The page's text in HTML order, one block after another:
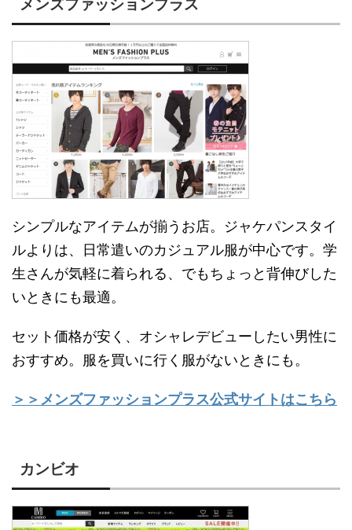
メンズファッションプラス
シンプルなアイテムが揃うお店。ジャケパンスタイ
ルよりは、日常遣いのカジュアル服が中心です。学
生さんが気軽に着られる、でもちょっと背伸びした
いときにも最適。
セット価格が安く、オシャレデビューしたい男性に
おすすめ。服を買いに行く服がないときにも。
＞＞メンズファッションプラス公式サイトはこちら
カンビオ